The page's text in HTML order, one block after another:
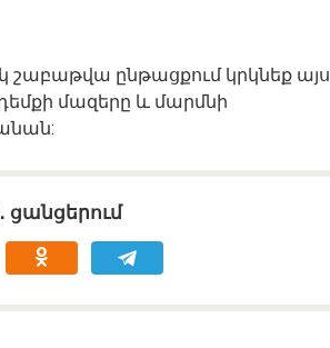
շաբաթվա ընթացքում կրկնեք այս
մազերը և մարմնի
ցանցերում